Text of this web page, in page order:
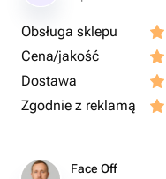
Obsługa sklepu
Cena/jakość
Dostawa
Zgodnie z reklamą
Face Off